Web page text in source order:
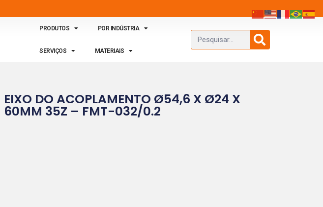
PRODUTOS POR INDÚSTRIA
SERVIÇOS MATERIAIS
EIXO DO ACOPLAMENTO Ø54,6 X Ø24 X
60MM 35Z – FMT-032/0.2